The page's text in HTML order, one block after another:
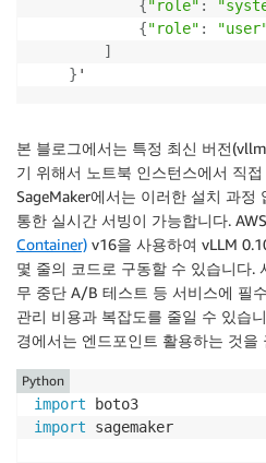
{"role" :
{"role" :
]
} '
본 블로그에서는 특정 최신 버전
기 위해서 노트북 인스턴스에서 직
SageMaker에서는 이러한 설치 과정
통한 실시간 서빙이 가능합니다.
Container) v16을 사용하여 vLLM
몇 줄의 코드로 구동할 수 있습니다.
무 중단 A/B 테스트 등 서비스에 필
관리 비용과 복잡도를 줄일 수 있습
경에서는 엔드포인트 활용하는 것을
import
import sagemaker
Python